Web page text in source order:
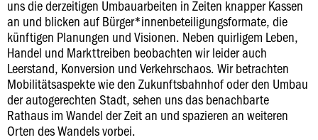
uns die derzeitigen Umbauarbeiten in Zeiten knapper Kassen
an und blicken auf Bürger*innenbeteiligungsformate, die
künftigen Planungen und Visionen. Neben quirligem Leben,
Handel und Markttreiben beobachten wir leider auch
Leerstand, Konversion und Verkehrschaos. Wir betrachten
Mobilitätsaspekte wie den Zukunftsbahnhof oder den Umbau
der autogerechten Stadt, sehen uns das benachbarte
Rathaus im Wandel der Zeit an und spazieren an weiteren
Orten des Wandels vorbei.